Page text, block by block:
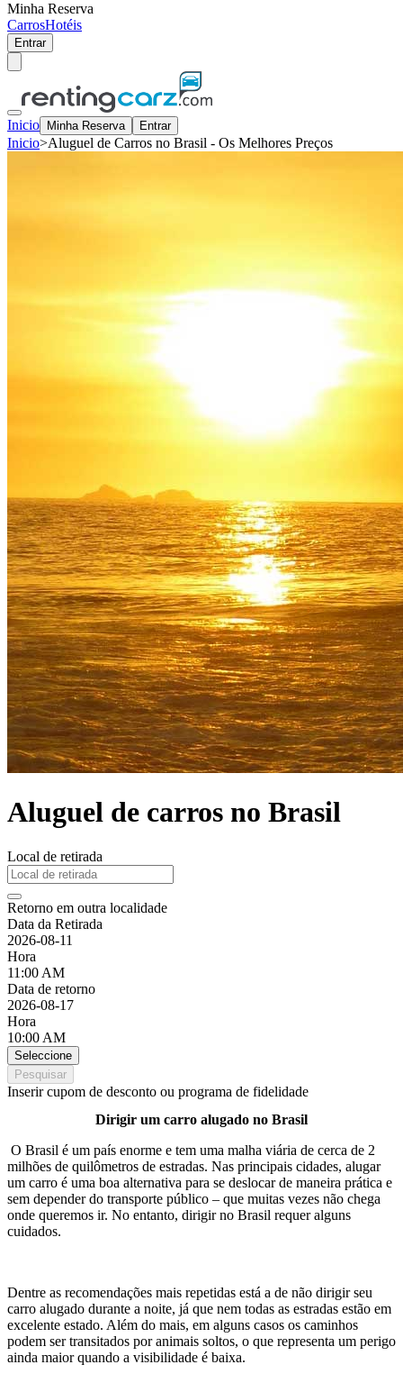
Minha Reserva
CarrosHotéis
Entrar
Inicio Minha Reserva Entrar
Inicio>Aluguel de Carros no Brasil - Os Melhores Preços
Aluguel de carros no Brasil
Local de retirada
Retorno em outra localidade
Data da Retirada
2026-08-11
Hora
11:00 AM
Data de retorno
2026-08-17
Hora
10:00 AM
Seleccione
Pesquisar
Inserir cupom de desconto ou programa de fidelidade
Dirigir um carro alugado no Brasil
O Brasil é um país enorme e tem uma malha viária de cerca de 2
milhões de quilômetros de estradas. Nas principais cidades, alugar
um carro é uma boa alternativa para se deslocar de maneira prática e
sem depender do transporte público – que muitas vezes não chega
onde queremos ir. No entanto, dirigir no Brasil requer alguns
cuidados.
Dentre as recomendações mais repetidas está a de não dirigir seu
carro alugado durante a noite, já que nem todas as estradas estão em
excelente estado. Além do mais, em alguns casos os caminhos
podem ser transitados por animais soltos, o que representa um perigo
ainda maior quando a visibilidade é baixa.